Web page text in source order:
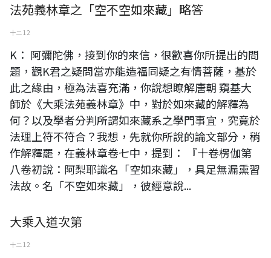
法苑義林章之「空不空如來藏」略答
十二 12
K： 阿彌陀佛，接到你的來信，很歡喜你所提出的問
題，觀K君之疑問當亦能造福同疑之有情菩薩，基於
此之緣由，極為法喜充滿，你說想瞭解唐朝 窺基大
師於《大乘法苑義林章》中，對於如來藏的解釋為
何？以及學者分判所謂如來藏系之學門事宜，究竟於
法理上符不符合？我想，先就你所說的論文部分，稍
作解釋罷，在義林章卷七中，提到： 『十卷楞伽第
八卷初說：阿梨耶識名「空如來藏」，具足無漏熏習
法故。名「不空如來藏」，彼經意說...
大乘入道次第
十二 12